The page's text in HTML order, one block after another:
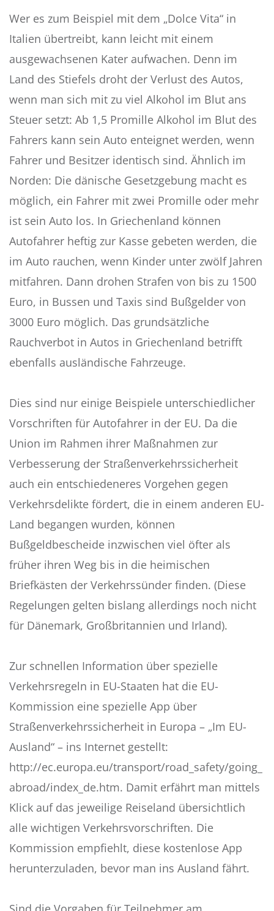
Wer es zum Beispiel mit dem „Dolce Vita“ in
Italien übertreibt, kann leicht mit einem
ausgewachsenen Kater aufwachen. Denn im
Land des Stiefels droht der Verlust des Autos,
wenn man sich mit zu viel Alkohol im Blut ans
Steuer setzt: Ab 1,5 Promille Alkohol im Blut des
Fahrers kann sein Auto enteignet werden, wenn
Fahrer und Besitzer identisch sind. Ähnlich im
Norden: Die dänische Gesetzgebung macht es
möglich, ein Fahrer mit zwei Promille oder mehr
ist sein Auto los. In Griechenland können
Autofahrer heftig zur Kasse gebeten werden, die
im Auto rauchen, wenn Kinder unter zwölf Jahren
mitfahren. Dann drohen Strafen von bis zu 1500
Euro, in Bussen und Taxis sind Bußgelder von
3000 Euro möglich. Das grundsätzliche
Rauchverbot in Autos in Griechenland betrifft
ebenfalls ausländische Fahrzeuge.
Dies sind nur einige Beispiele unterschiedlicher
Vorschriften für Autofahrer in der EU. Da die
Union im Rahmen ihrer Maßnahmen zur
Verbesserung der Straßenverkehrssicherheit
auch ein entschiedeneres Vorgehen gegen
Verkehrsdelikte fördert, die in einem anderen EU-
Land begangen wurden, können
Bußgeldbescheide inzwischen viel öfter als
früher ihren Weg bis in die heimischen
Briefkästen der Verkehrssünder finden. (Diese
Regelungen gelten bislang allerdings noch nicht
für Dänemark, Großbritannien und Irland).
Zur schnellen Information über spezielle
Verkehrsregeln in EU-Staaten hat die EU-
Kommission eine spezielle App über
Straßenverkehrssicherheit in Europa – „Im EU-
Ausland“ – ins Internet gestellt:
http://ec.europa.eu/transport/road_safety/going_
abroad/index_de.htm. Damit erfährt man mittels
Klick auf das jeweilige Reiseland übersichtlich
alle wichtigen Verkehrsvorschriften. Die
Kommission empfiehlt, diese kostenlose App
herunterzuladen, bevor man ins Ausland fährt.